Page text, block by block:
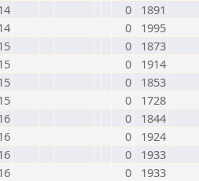
0
1891
0
1995
0
1873
0
1914
0
1853
0
1728
0
1844
0
1924
0
1933
0
1933